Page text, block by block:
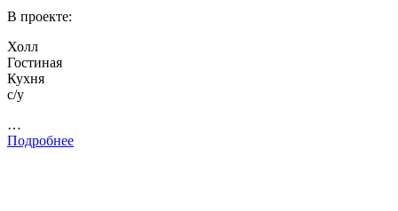
В проекте:
Холл
Гостиная
Кухня
с/у
…
Подробнее